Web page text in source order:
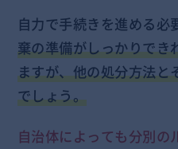
自力で手続きを進める必
棄の準備がしっかりでき
ますが、他の処分方法と
でしょう。
自治体によっても分別の